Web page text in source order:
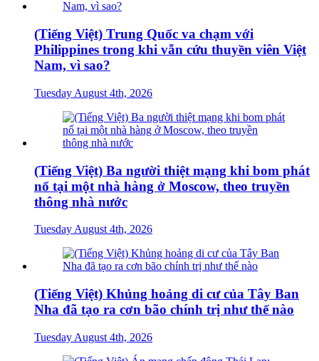
(Tiếng Việt) Trung Quốc va chạm với
Philippines trong khi vẫn cứu thuyền viên Việt
Nam, vì sao?
Tuesday August 4th, 2026
(Tiếng Việt) Ba người thiệt mạng khi bom phát
nổ tại một nhà hàng ở Moscow, theo truyền
thông nhà nước
Tuesday August 4th, 2026
(Tiếng Việt) Khủng hoảng di cư của Tây Ban
Nha đã tạo ra cơn bão chính trị như thế nào
Tuesday August 4th, 2026